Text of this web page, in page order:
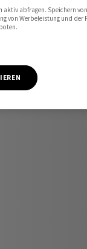
abfragen. Speichern
von Werbeleistung und der